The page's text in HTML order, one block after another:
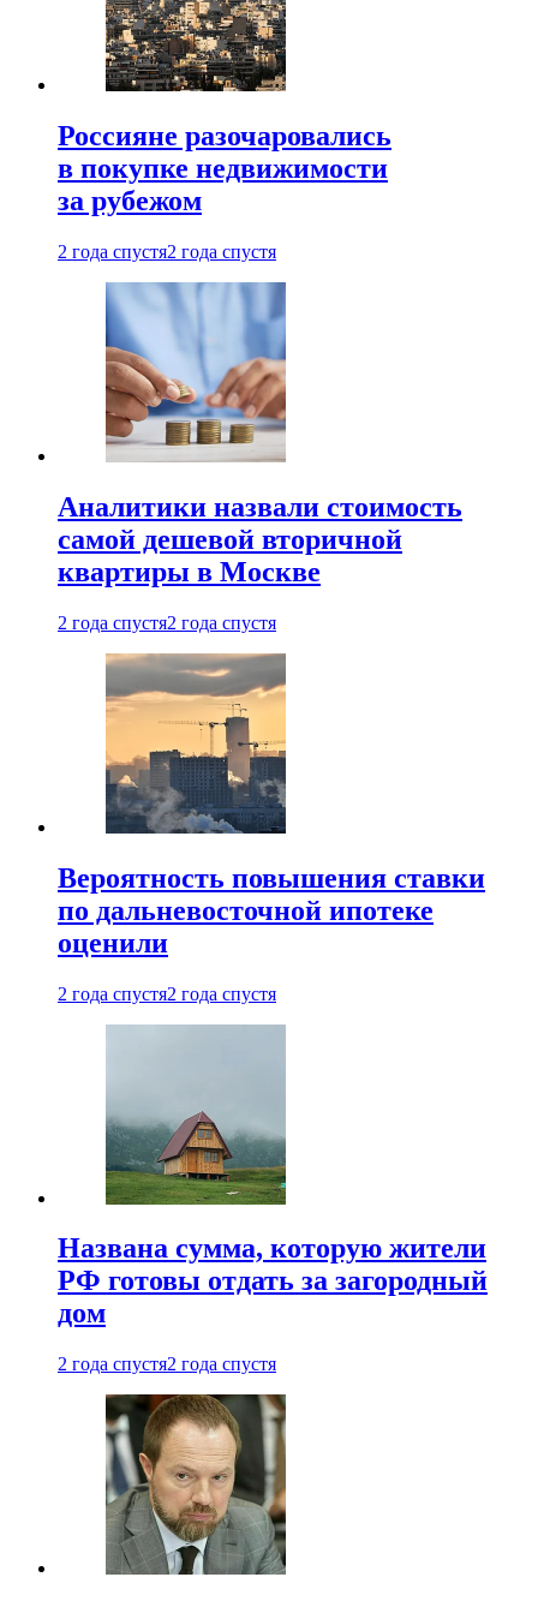
Россияне разочаровались
в покупке недвижимости
за рубежом
2 года спустя2 года спустя
Аналитики назвали стоимость
самой дешевой вторичной
квартиры в Москве
2 года спустя2 года спустя
Вероятность повышения ставки
по дальневосточной ипотеке
оценили
2 года спустя2 года спустя
Названа сумма, которую жители
РФ готовы отдать за загородный
дом
2 года спустя2 года спустя